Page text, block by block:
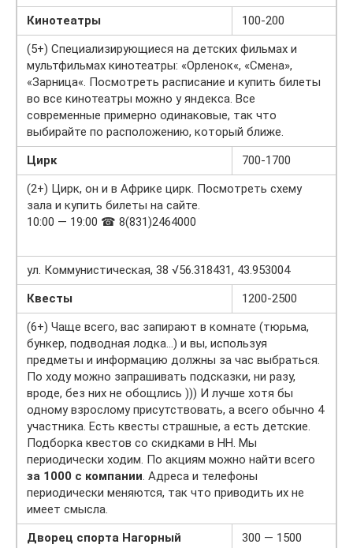
Кинотеатры
100-200
(5+) Специализирующиеся на детских фильмах и
мультфильмах кинотеатры: «Орленок«, «Смена»,
«Зарница«. Посмотреть расписание и купить билеты
во все кинотеатры можно у яндекса. Все
современные примерно одинаковые, так что
выбирайте по расположению, который ближе.
Цирк
700-1700
(2+) Цирк, он и в Африке цирк. Посмотреть схему
зала и купить билеты на сайте.
10:00 — 19:00 ☎ 8(831)2464000
ул. Коммунистическая, 38 √56.318431, 43.953004
Квесты
1200-2500
(6+) Чаще всего, вас запирают в комнате (тюрьма,
бункер, подводная лодка…) и вы, используя
предметы и информацию должны за час выбраться.
По ходу можно запрашивать подсказки, ни разу,
вроде, без них не обощлись ))) И лучше хотя бы
одному взрослому присутствовать, а всего обычно 4
участника. Есть квесты страшные, а есть детские.
Подборка квестов со скидками в НН. Мы
периодически ходим. По акциям можно найти всего
за 1000 с компании. Адреса и телефоны
периодически меняются, так что приводить их не
имеет смысла.
Дворец спорта Нагорный
300 — 1500